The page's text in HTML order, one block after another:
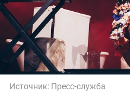
Источник: Пресс-служба